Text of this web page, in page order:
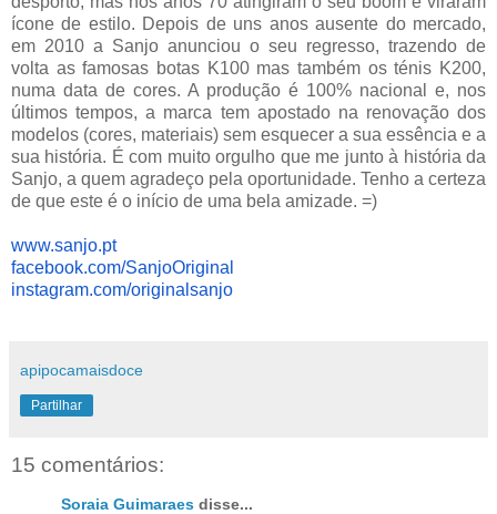
ícone de estilo. Depois de uns anos ausente do mercado,
em 2010 a Sanjo anunciou o seu regresso, trazendo de
volta as famosas botas K100 mas também os ténis K200,
numa data de cores. A produção é 100% nacional e, nos
últimos tempos, a marca tem apostado na renovação dos
modelos (cores, materiais) sem esquecer a sua essência e a
sua história. É com muito orgulho que me junto à história da
Sanjo, a quem agradeço pela oportunidade. Tenho a certeza
de que este é o início de uma bela amizade. =)
www.sanjo.pt
facebook.com/SanjoOriginal
instagram.com/originalsanjo
apipocamaisdoce
Partilhar
15 comentários:
Soraia Guimaraes disse...